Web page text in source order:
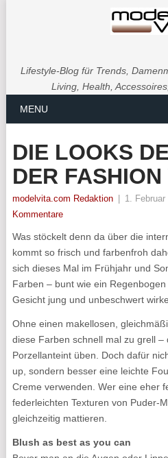
Lifestyle-Blog für Trends,
Living, Health,
MENU
DIE LOOKS
DER
modelvita.com Redaktion 1. Februar
Kommentare
Was stöckelt denn da über die
kommt so frisch und farbenfroh
sich dieses Mal im Frühjahr und
Farben – bunt wie ein
Gesicht jung und unbeschwert
Ohne einen makellosen,
diese Farben schnell mal zu grell –
Porzellanteint üben. Doch dafür
up, sondern besser eine leichte
Creme verwenden. Wer eine eher
federleichten Texturen von Puder-
gleichzeitig mattieren.
Blush as best as you can